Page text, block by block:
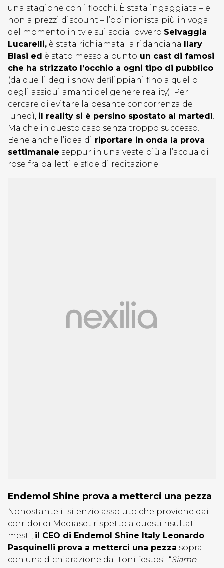
una stagione con i fiocchi. È stata ingaggiata – e
non a prezzi discount – l’opinionista più in voga
del momento in tv e sui social ovvero Selvaggia
Lucarelli, è stata richiamata la ridanciana Ilary
Blasi ed è stato messo a punto un cast di famosi
che ha strizzato l’occhio a ogni tipo di pubblico
(da quelli degli show defilippiani fino a quello
degli assidui amanti del genere reality). Per
cercare di evitare la pesante concorrenza del
lunedì, il reality si è persino spostato al martedì.
Ma che in questo caso senza troppo successo.
Bene anche l’idea di riportare in onda la prova
settimanale seppur in una veste più all’acqua di
rose fra balletti e sfide di recitazione.
Endemol Shine prova a metterci una pezza
Nonostante il silenzio assoluto che proviene dai
corridoi di Mediaset rispetto a questi risultati
mesti, il CEO di Endemol Shine Italy Leonardo
Pasquinelli prova a metterci una pezza sopra
con una dichiarazione dai toni festosi: “Siamo